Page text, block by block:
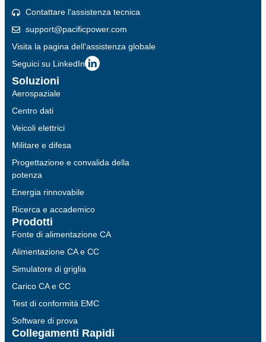
Soluzioni
Aerospaziale
Centro dati
Veicoli elettrici
Militare e difesa
Progettazione e convalida della
potenza
Energia rinnovabile
Ricerca e accademico
Prodotti
Fonte di alimentazione CA
Alimentazione CA e CC
Simulatore di griglia
Carico CA e CC
Test di conformità EMC
Software di prova
Collegamenti Rapidi
Contattare l'assistenza tecnica
support@pacificpower.com
Visita la pagina dell'assistenza globale
Seguici su LinkedIn